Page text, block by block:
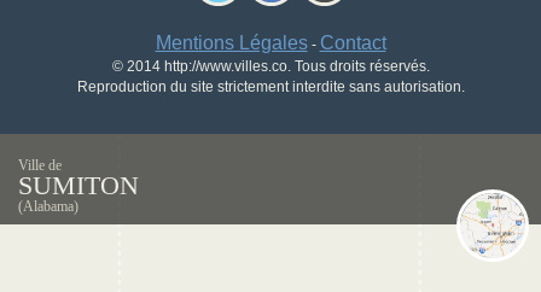
Mentions Légales- Contact
© 2014 http://www.villes.co. Tous droits réservés.
Reproduction du site strictement interdite sans autorisation.
Ville de
SUMITON
(Alabama)